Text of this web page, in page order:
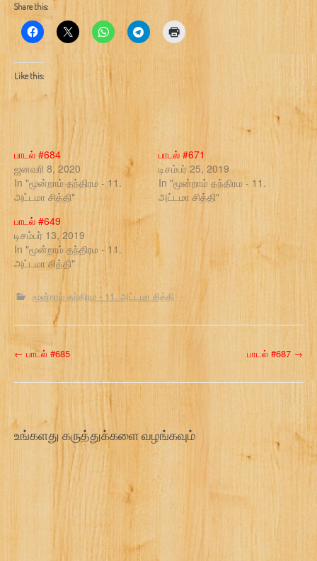
Share this:
Like this:
பாடல் #684
ஜனவரி 8, 2020
In "மூன்றாம் தந்திரம - 11.
அட்டமா சித்தி"
பாடல் #671
டிசம்பர் 25, 2019
In "மூன்றாம் தந்திரம - 11.
அட்டமா சித்தி"
பாடல் #649
டிசம்பர் 13, 2019
In "மூன்றாம் தந்திரம - 11.
அட்டமா சித்தி"
மூன்றாம் தந்திரம - 11. அட்டமா சித்தி
P
o
t
← பாடல் #685 பாடல் #687 →
உங்களது கருத்துக்களை வழங்கவும்